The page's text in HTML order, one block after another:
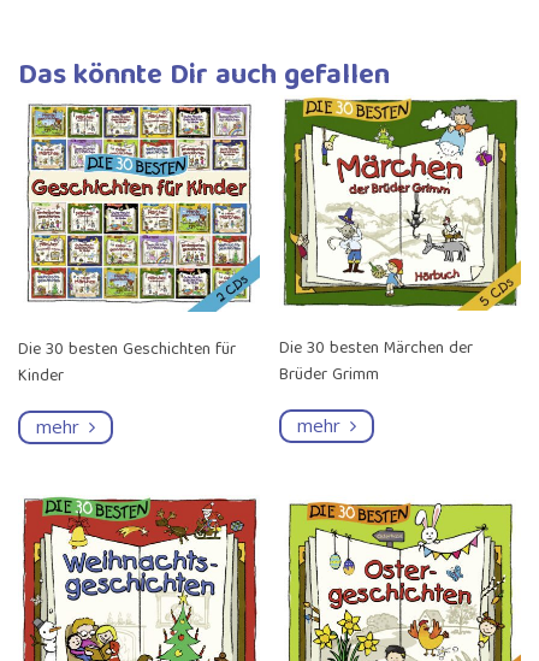
Das könnte Dir auch gefallen
Die 30 besten Geschichten für
Kinder
mehr
Die 30 besten Märchen der
Brüder Grimm
mehr